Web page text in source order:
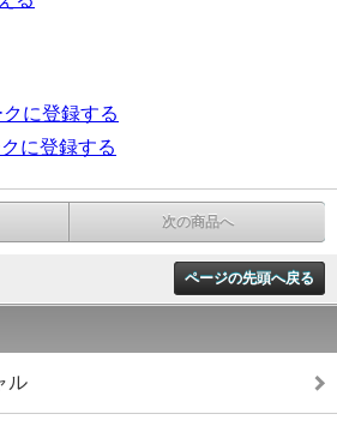
に登録する
に登録する
次の商品へ
ページの先頭へ戻る
ル